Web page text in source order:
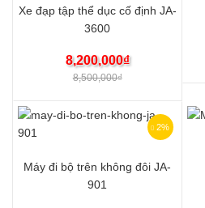
Xe đạp tập thể dục cố định JA-
3600
8,500,000₫
8,200,000₫
2%
Máy đi bộ trên không đôi JA-
901